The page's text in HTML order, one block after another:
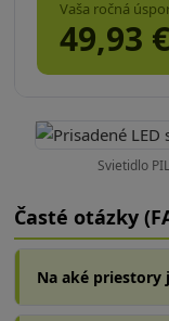
Vaša ročná
49,93 €
Svietidlo
Časté otázky
Na aké priestory